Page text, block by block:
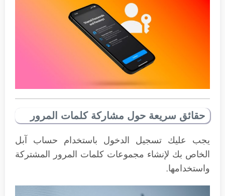
حقائق سريعة حول مشاركة كلمات المرور
يجب عليك تسجيل الدخول باستخدام حساب آبل
الخاص بك لإنشاء مجموعات كلمات المرور المشتركة
واستخدامها.